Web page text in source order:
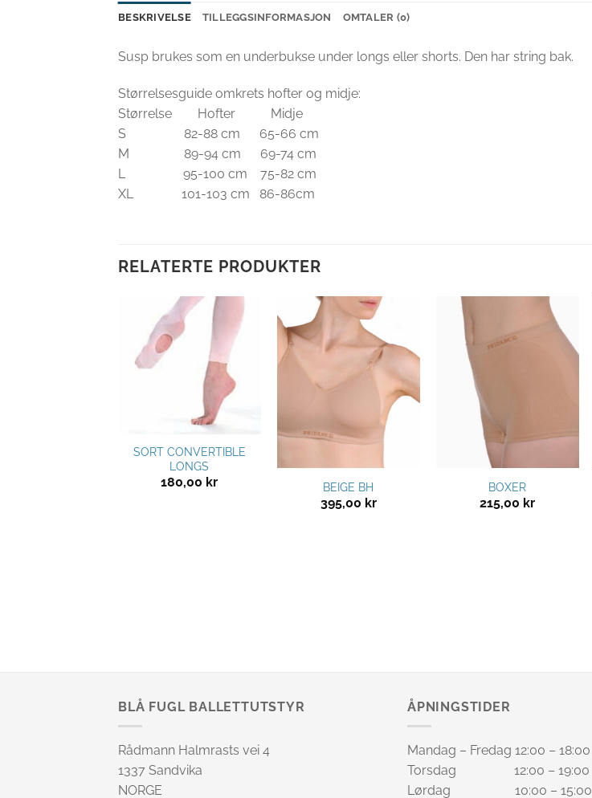
BESKRIVELSE TILLEGGSINFORMASJON OMTALER (0)
Susp brukes som en underbukse under longs eller shorts. Den har string bak.
Størrelsesguide omkrets hofter og midje:
Størrelse Hofter Midje
S 82-88 cm 65-66 cm
M 89-94 cm 69-74 cm
L 95-100 cm 75-82 cm
XL 101-103 cm 86-86cm
RELATERTE PRODUKTER
Legg til
ønskeliste
SORT CONVERTIBLE
LONGS
180,00 kr
Legg til
ønskeliste
BEIGE BH
395,00 kr
BOXER
215,00 kr
BLÅ FUGL BALLETTUTSTYR
Rådmann Halmrasts vei 4
1337 Sandvika
NORGE
ÅPNINGSTIDER
Mandag – Fredag 12:00 – 18:00
Torsdag 12:00 – 19:00
Lørdag 10:00 – 15:00